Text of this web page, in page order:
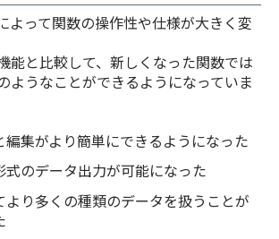
よって関数の操作性や仕様が大きく変
能と比較して、新しくなった関数では
ようなことができるようになっていま
編集がより簡単にできるようになった
式のデータ出力が可能になった
より多くの種類のデータを扱うことが